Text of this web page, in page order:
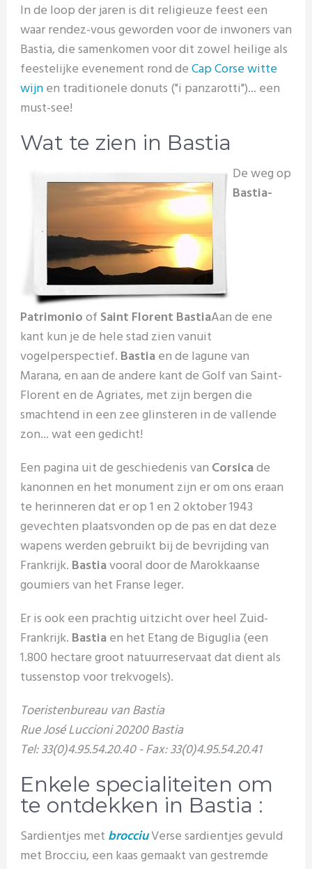
In de loop der jaren is dit religieuze feest een
waar rendez-vous geworden voor de inwoners van
Bastia, die samenkomen voor dit zowel heilige als
feestelijke evenement rond deCap Corse witte
wijnen traditionele donuts ("i panzarotti")... een
must-see!
Wat te zien in Bastia
De weg op
Bastia-
Patrimonioof Saint Florent BastiaAan de ene
kant kun je de hele stad zien vanuit
vogelperspectief. Bastiaen de lagune van
Marana, en aan de andere kant de Golf van Saint-
Florent en de Agriates, met zijn bergen die
smachtend in een zee glinsteren in de vallende
zon... wat een gedicht!
Een pagina uit de geschiedenis van Corsicade
kanonnen en het monument zijn er om ons eraan
te herinneren dat er op 1 en 2 oktober 1943
gevechten plaatsvonden op de pas en dat deze
wapens werden gebruikt bij de bevrijding van
Frankrijk. Bastiavooral door de Marokkaanse
goumiers van het Franse leger.
Er is ook een prachtig uitzicht over heel Zuid-
Frankrijk. Bastiaen het Etang de Biguglia (een
1.800 hectare groot natuurreservaat dat dient als
tussenstop voor trekvogels).
Toeristenbureau van Bastia
Rue José Luccioni 20200 Bastia
Tel: 33(0)4.95.54.20.40 - Fax: 33(0)4.95.54.20.41
Enkele specialiteiten om
te ontdekken in Bastia :
Sardientjes met brocciuVerse sardientjes gevuld
met Brocciu, een kaas gemaakt van gestremde